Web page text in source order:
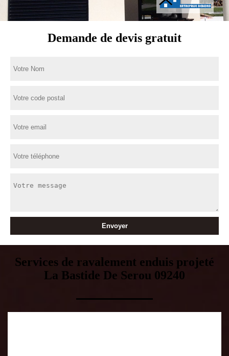
Demande de devis gratuit
Services de ravalement enduis projeté
La Bastide De Serou 09240